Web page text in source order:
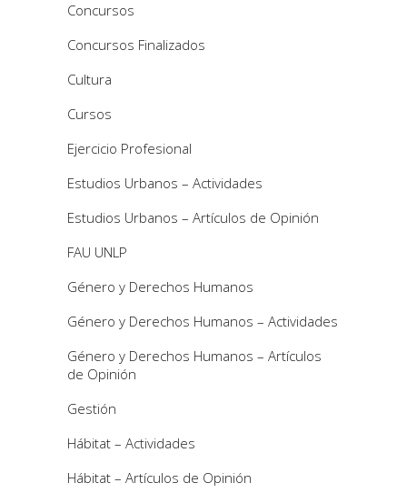
Concursos
Concursos Finalizados
Cultura
Cursos
Ejercicio Profesional
Estudios Urbanos – Actividades
Estudios Urbanos – Artículos de Opinión
FAU UNLP
Género y Derechos Humanos
Género y Derechos Humanos – Actividades
Género y Derechos Humanos – Artículos
de Opinión
Gestión
Hábitat – Actividades
Hábitat – Artículos de Opinión